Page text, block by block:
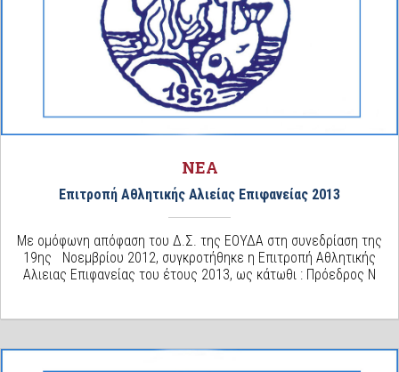
ΝΕΑ
Επιτροπή Αθλητικής Αλιείας Επιφανείας 2013
Με ομόφωνη απόφαση του Δ.Σ. της ΕΟΥΔΑ στη συνεδρίαση της
19ης Νοεμβρίου 2012, συγκροτήθηκε η Επιτροπή Αθλητικής
Αλιειας Επιφανείας του έτους 2013, ως κάτωθι : Πρόεδρος Ν